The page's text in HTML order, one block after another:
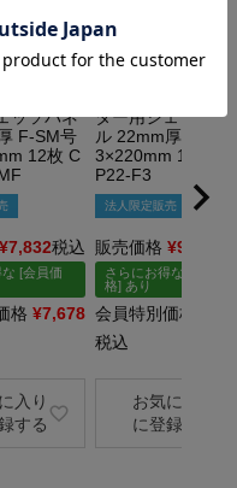
ッソパネ
F-SM号
12枚 C
¥7,832税込
[会員価
格 ¥7,678
入り
する
ター用ジェッソパ
ル 22mm厚 F-3号
3×220mm 12枚
P22-F3
法人限定販売
販売価格 ¥9,680
さらにお得な [会員価
格] あり
会員特別価格
税込
お気に入り
に登録する